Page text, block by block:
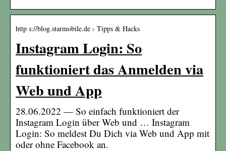
http s://blog.starmobile.de › Tipps & Hacks
Instagram Login: So
funktioniert das Anmelden via
Web und App
28.06.2022 — So einfach funktioniert der
Instagram Login über Web und … Instagram
Login: So meldest Du Dich via Web und App mit
oder ohne Facebook an.